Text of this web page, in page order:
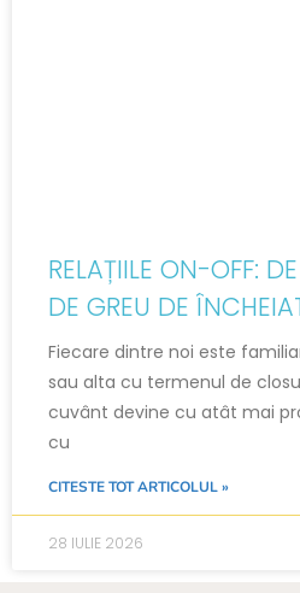
RELAȚIILE ON-OFF:
DE GREU DE
Fiecare dintre noi este
sau alta cu termenul de
cuvânt devine cu atât mai
cu
CITESTE TOT ARTICOLUL »
28 IULIE 2026